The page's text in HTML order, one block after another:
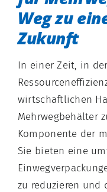
Weg zu
Zukunft
In einer Zeit, in
wirtschaftlichen
Mehrwegbehälter
Komponente der
Sie bieten eine
zu reduzieren und